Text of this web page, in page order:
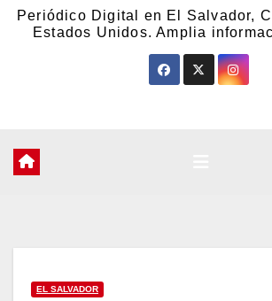
Periódico Digital en El Salvador,
Estados Unidos. Amplia
EL SALVADOR